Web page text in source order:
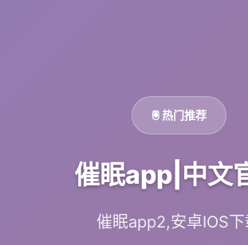
🖲️ 热门推荐
催眠app|中文
催眠app2,安卓IOS下